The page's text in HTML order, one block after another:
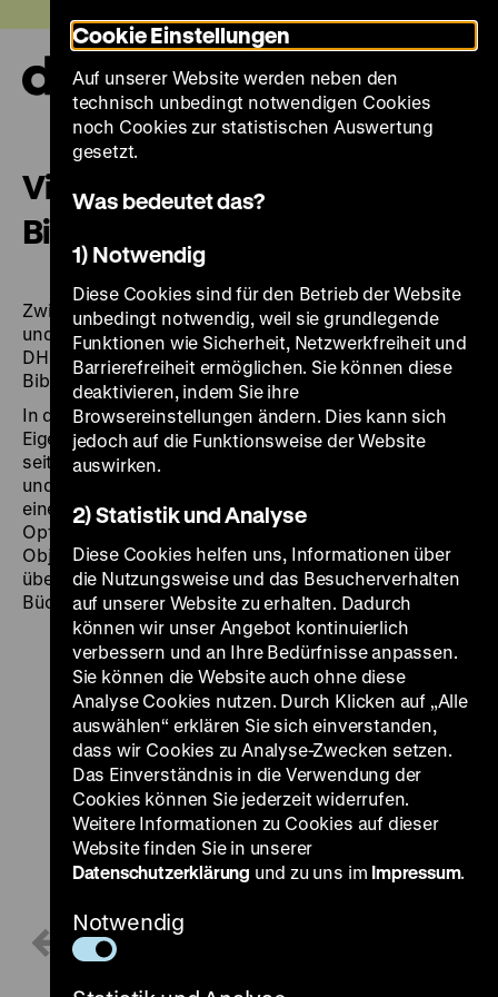
zum
Seiteninhalt
springen
Vitrinenausstellung zur
Bibliophilie
Zwischen der Langen Nacht der Museen (30.08.2025)
und dem Tag der Bibliotheken (24.10.2025) zeigte die
DHM-Bibliothek eine Vitrinenausstellung zur
Bibliophilie.
In der gezeigten Präsentation erfuhr man, welche
Eigenschaften eine bibliophile Person auszeichnet,
seit wann es das Phänomen des Büchersammelns gab
und welche Gründe Buchliebhaber dazu animierten,
eine eigene private Buchsammlung aufzubauen.
Optisch sehr aufwendig gestaltete und unikale
Objekte aus der Bibliothekssammlung legten Zeugnis
über eine der schönsten Lieben der Welt – der
Bücherliebe – ab.
Cookie Einstellungen
Auf unserer Website werden neben den
technisch unbedingt notwendigen Cookies
noch Cookies zur statistischen Auswertung
gesetzt.
Was bedeutet das?
1) Notwendig
Diese Cookies sind für den Betrieb der Website
unbedingt notwendig, weil sie grundlegende
Funktionen wie Sicherheit, Netzwerkfreiheit und
Barrierefreiheit ermöglichen. Sie können diese
deaktivieren, indem Sie ihre
Browsereinstellungen ändern. Dies kann sich
jedoch auf die Funktionsweise der Website
auswirken.
2) Statistik und Analyse
Diese Cookies helfen uns, Informationen über
die Nutzungsweise und das Besucherverhalten
auf unserer Website zu erhalten. Dadurch
können wir unser Angebot kontinuierlich
verbessern und an Ihre Bedürfnisse anpassen.
Sie können die Website auch ohne diese
Analyse Cookies nutzen. Durch Klicken auf „Alle
auswählen“ erklären Sie sich einverstanden,
dass wir Cookies zu Analyse-Zwecken setzen.
Das Einverständnis in die Verwendung der
Cookies können Sie jederzeit widerrufen.
Weitere Informationen zu Cookies auf dieser
Website finden Sie in unserer
Datenschutzerklärung und zu uns im Impressum.
Notwendig